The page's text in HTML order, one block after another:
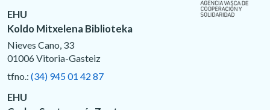
EHU
Koldo Mitxelena Biblioteka
Nieves Cano, 33
01006 Vitoria-Gasteiz
tfno.: (34) 945 01 42 87
EHU